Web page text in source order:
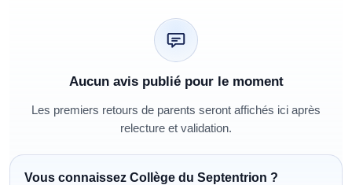
Aucun avis publié pour le moment
Les premiers retours de parents seront affichés ici après
relecture et validation.
Vous connaissez Collège du Septentrion ?